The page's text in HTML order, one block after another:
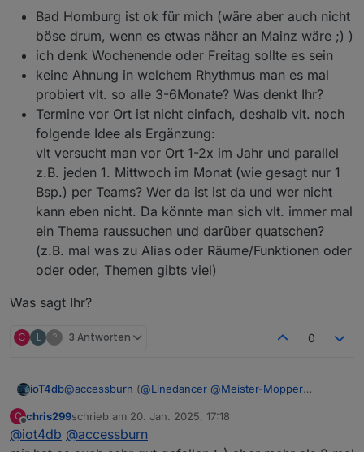
*insider
Bad Homburg? Datumsumfrage?
Bad Homburg ist ok für mich (wäre aber auch nicht
böse drum, wenn es etwas näher an Mainz wäre ;) )
ich denk Wochenende oder Freitag sollte es sein
keine Ahnung in welchem Rhythmus man es mal
probiert vlt. so alle 3-6Monate? Was denkt Ihr?
Termine vor Ort ist nicht einfach, deshalb vlt. noch
folgende Idee als Ergänzung:
vlt versucht man vor Ort 1-2x im Jahr und parallel
z.B. jeden 1. Mittwoch im Monat (wie gesagt nur 1
Bsp.) per Teams? Wer da ist ist da und wer nicht
kann eben nicht. Da könnte man sich vlt. immer mal
ein Thema raussuchen und darüber quatschen?
(z.B. mal was zu Alias oder Räume/Funktionen oder
oder oder, Themen gibts viel)
Was sagt Ihr?
C L ? 3 Antworten 0
ioT4db@accessburn (@Linedancer @Meister-Mopper
hier mal meine Gedanken
Bad Homburg ist ok für mich (wäre aber auch
nicht böse drum, wenn es etwas näher an Mainz
Was sagt Ihr?
C
Offline
chris299schrieb am 20. Jan. 2025, 17:18
zuletzt editiert von
@iot4db @accessburn